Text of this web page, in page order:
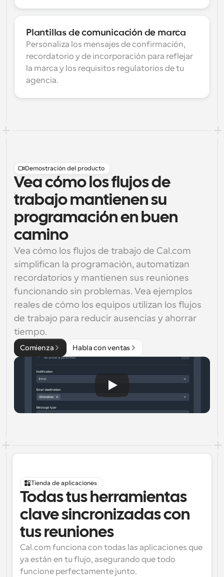
Plantillas de comunicación de marca
Personaliza los mensajes de confirmación,
recordatorio y de incorporación para reflejar
la marca y los requisitos regulatorios de tu
agencia.
Demostración del producto
Vea cómo los flujos de
trabajo mantienen su
programación en buen
camino
Vea cómo los flujos de trabajo de Cal.com
simplifican la programación, automatizan
recordatorios y mantienen sus reuniones
funcionando sin problemas. Vea ejemplos
reales de cómo los equipos utilizan los flujos
de trabajo para reducir ausencias y ahorrar
tiempo.
Comienza Habla con ventas
Tienda de aplicaciones
Todas tus herramientas
clave sincronizadas con
tus reuniones
Cal.com funciona con todas las aplicaciones que
ya están en tu flujo, asegurando que todo
funcione perfectamente junto.